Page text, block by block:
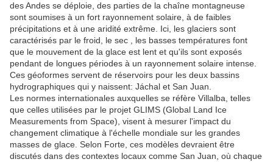
des Andes se déploie, des parties de la chaîne montagneuse
sont soumises à un fort rayonnement solaire, à de faibles
précipitations et à une aridité extrême. Ici, les glaciers sont
caractérisés par le froid, le sec , les basses températures font
que le mouvement de la glace est lent et qu'ils sont exposés
pendant de longues périodes à un rayonnement solaire intense.
Ces géoformes servent de réservoirs pour les deux bassins
hydrographiques qui y naissent: Jáchal et San Juan.
Les normes internationales auxquelles se réfère Villalba, telles
que celles utilisées par le projet GLIMS (Global Land Ice
Measurements from Space), visent à mesurer l'impact du
changement climatique à l'échelle mondiale sur les grandes
masses de glace. Selon Forte, ces modèles devraient être
discutés dans des contextes locaux comme San Juan, où chaque